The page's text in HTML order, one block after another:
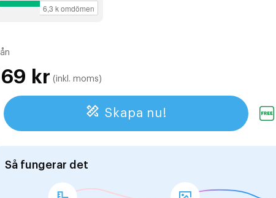
kr (inkl. moms)
Skapa nu!
Så fungerar det